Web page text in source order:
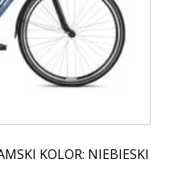
KOLOR: NIEBIESKI